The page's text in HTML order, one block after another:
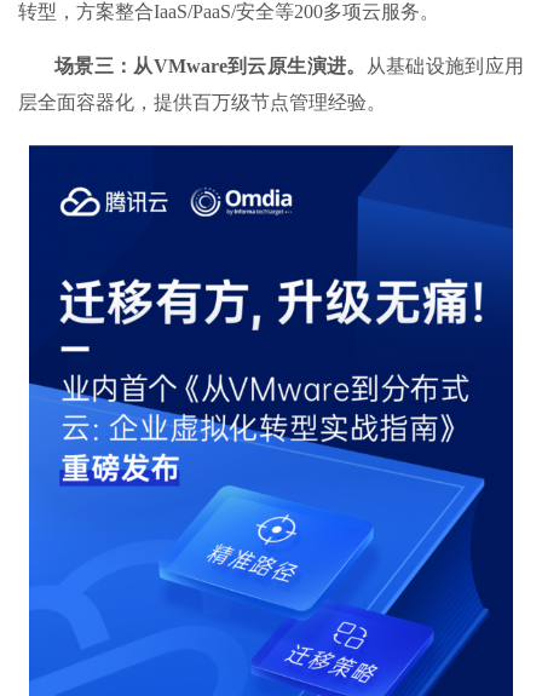
转型，方案整合IaaS/PaaS/安全等200多项云服务。
场景三：从VMware到云原生演进。 从基础设施到应用
层全面容器化，提供百万级节点管理经验。